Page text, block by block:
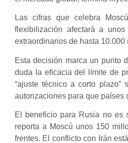
Las cifras que celebra
flexibilización afectará a
extraordinarios de hasta
Esta decisión marca un punto
duda la eficacia del límite de
“ajuste técnico a corto
autorizaciones para que países
El beneficio para Rusia no es
reporta a Moscú unos 150
frentes. El conflicto con Irán